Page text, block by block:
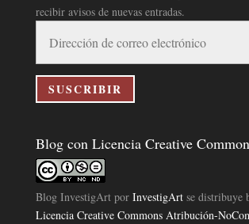
recibir avisos de nuevas entradas.
correo
electrónico
SUSCRIBIR
Blog con Licencia Creative
Blog InvestigArtpor InvestigArtse distribuye
Licencia Creative Commons Atribución-